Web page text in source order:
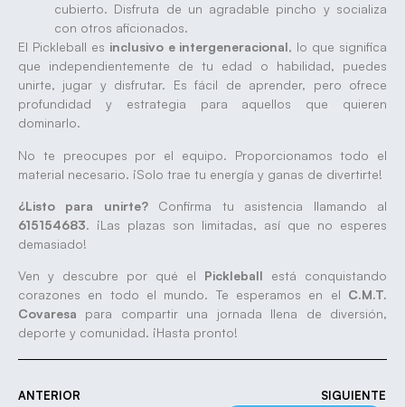
cubierto. Disfruta de un agradable pincho y socializa
con otros aficionados.
El Pickleball es inclusivo e intergeneracional, lo que significa
que independientemente de tu edad o habilidad, puedes
unirte, jugar y disfrutar. Es fácil de aprender, pero ofrece
profundidad y estrategia para aquellos que quieren
dominarlo.
No te preocupes por el equipo. Proporcionamos todo el
material necesario. ¡Solo trae tu energía y ganas de divertirte!
¿Listo para unirte?Confirma tu asistencia llamando al
615154683. ¡Las plazas son limitadas, así que no esperes
demasiado!
Ven y descubre por qué el Pickleball está conquistando
corazones en todo el mundo. Te esperamos en el C.M.T.
Covaresa para compartir una jornada llena de diversión,
deporte y comunidad. ¡Hasta pronto!
ANTERIOR SIGUIENTE